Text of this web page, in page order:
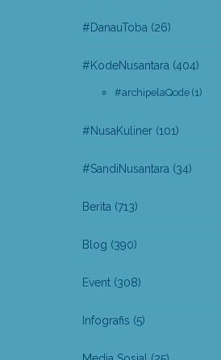
#DanauToba (26)
#KodeNusantara (404)
#archipelaQode (1)
#NusaKuliner (101)
#SandiNusantara (34)
Berita (713)
Blog (390)
Event (308)
Infografis (5)